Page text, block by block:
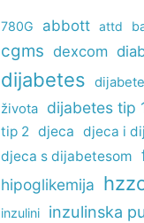
780G abbott attd
cgms dexcom
dijabetes
života
dijabetes tip
tip 2 djeca djeca i
djeca s dijabetesom
hipoglikemija
inzulini inzulinska